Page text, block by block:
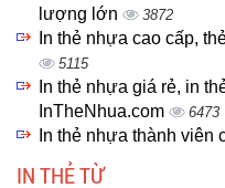
lượng lớn
3872
In thẻ nhựa cao cấp,
5115
In thẻ nhựa giá rẻ, in
InTheNhua.com
6473
In thẻ nhựa thành viên
IN THẺ TỪ